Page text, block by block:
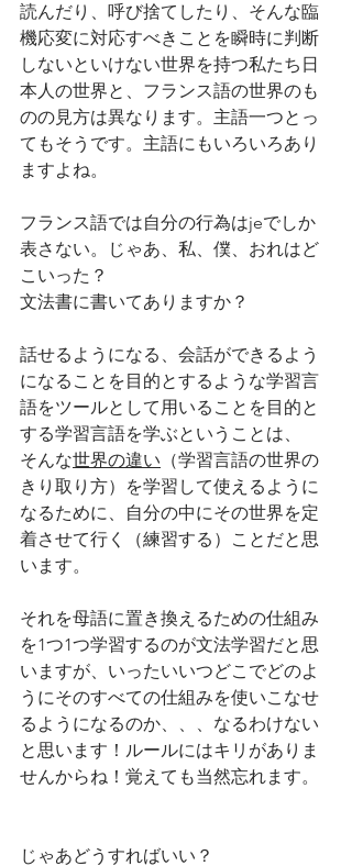
読んだり、呼び捨てしたり、そんな臨
機応変に対応すべきことを瞬時に判断
しないといけない世界を持つ私たち日
本人の世界と、フランス語の世界のも
のの見方は異なります。主語一つとっ
てもそうです。主語にもいろいろあり
ますよね。
フランス語では自分の行為はjeでしか
表さない。じゃあ、私、僕、おれはど
こいった？
文法書に書いてありますか？
話せるようになる、会話ができるよう
になることを目的とするような学習言
語をツールとして用いることを目的と
する学習言語を学ぶということは、
そんな世界の違い （学習言語の世界の
きり取り方）を学習して使えるように
なるために、自分の中にその世界を定
着させて行く（練習する）ことだと思
います。
それを母語に置き換えるための仕組み
を1つ1つ学習するのが文法学習だと思
いますが、いったいいつどこでどのよ
うにそのすべての仕組みを使いこなせ
るようになるのか、、、なるわけない
と思います！ルールにはキリがありま
せんからね！覚えても当然忘れます。
じゃあどうすればいい？